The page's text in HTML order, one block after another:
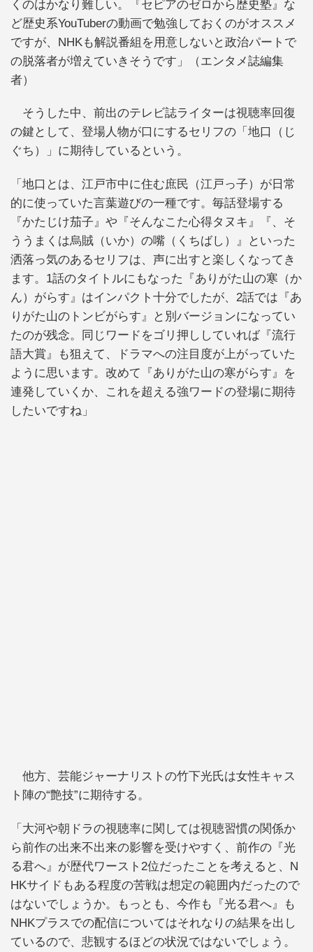
くのはかなり難しい。『セピアのゼロから歴史塾』な
ど歴史系YouTuberの動画で勉強しておくのがオススメ
ですが、NHKも解説番組を用意しないと政治パートで
の脱落者が増えていきそうです」（エンタメ誌編集
者）
そうした中、前出のテレビ誌ライターは視聴率回復
の鍵として、登場人物が口にするセリフの「地口（じ
ぐち）」に期待しているという。
「地口とは、江戸市中に住む庶民（江戸っ子）が日常
的に使っていた言葉遊びの一種です。毎話登場する
『かたじけ茄子』や『そんなこた心得タヌキ』『、そ
ううまくは烏賊（いか）の嘴（くちばし）』といった
洒落っ気のあるセリフは、声に出すと楽しくなってき
ます。1話のタイトルにもなった『ありがた山の寒（か
ん）がらす』はインパクト十分でしたが、2話では『あ
りがた山のトンビがらす』と別バージョンになってい
たのが残念。同じワードをゴリ押ししていれば『流行
語大賞』も狙えて、ドラマへの注目度が上がっていた
ように思います。改めて『ありがた山の寒がらす』を
連発していくか、これを超える強ワードの登場に期待
したいですね」
他方、芸能ジャーナリストの竹下光氏は女性キャス
ト陣の“艶技”に期待する。
「大河や朝ドラの視聴率に関しては視聴習慣の関係か
ら前作の出来不出来の影響を受けやすく、前作の『光
る君へ』が歴代ワースト2位だったことを考えると、N
HKサイドもある程度の苦戦は想定の範囲内だったので
はないでしょうか。もっとも、今作も『光る君へ』も
NHKプラスでの配信についてはそれなりの結果を出し
ているので、悲観するほどの状況ではないでしょう。